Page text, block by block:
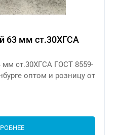
63 мм ст.30ХГСА
мм ст.30ХГСА ГОСТ 8559-
оптом и розницу от